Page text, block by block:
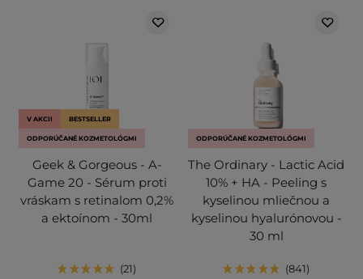
V AKCII BESTSELLER
ODPORÚČANÉ KOZMETOLÓGMI
Geek & Gorgeous - A-
Game 20 - Sérum proti
vráskam s retinalom 0,2%
a ektoínom - 30ml
21
ODPORÚČANÉ KOZMETOLÓGMI
The Ordinary - Lactic Acid
10% + HA - Peeling s
kyselinou mliečnou a
kyselinou hyalurónovou -
30 ml
841